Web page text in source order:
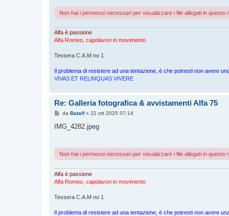
g
i
o
Non hai i permessi necessari per visualizzare i file allegati in questo
Alfa è passione
Alfa Romeo, capolavori in movimento
Tessera C.A.M no 1
Il problema di resistere ad una tentazione, è che potresti non avere
VIVAS ET RELINQUAS VIVERE
Re: Galleria fotografica & avvistamenti Alfa 75
M
s
g
i
o
da Batalf» 22 ott 2025 07:14
IMG_4282.jpeg
Non hai i permessi necessari per visualizzare i file allegati in questo
Alfa è passione
Alfa Romeo, capolavori in movimento
Tessera C.A.M no 1
Il problema di resistere ad una tentazione, è che potresti non avere